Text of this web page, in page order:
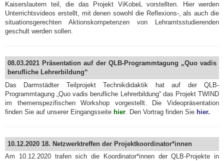
Kaiserslautern teil, die das Projekt ViKobeL vorstellten. Hier werden
Unterrichtsvideos erstellt, mit denen sowohl die Reflexions-, als auch die
situationsgerechten Aktionskompetenzen von Lehramtsstudierenden
geschult werden sollen.
08.03.2021 Präsentation auf der QLB-Programmtagung „Quo vadis
berufliche Lehrerbildung“
Das Darmstädter Teilprojekt Technikdidaktik hat auf der QLB-
Programmtagung „Quo vadis berufliche Lehrerbildung“ das Projekt TWIND
im themenspezifischen Workshop vorgestellt. Die Videopräsentation
finden Sie auf unserer Eingangsseite hier . Den Vortrag finden Sie hier.
10.12.2020 18. Netzwerktreffen der Projektkoordinator*innen
Am 10.12.2020 trafen sich die Koordinator*innen der QLB-Projekte in